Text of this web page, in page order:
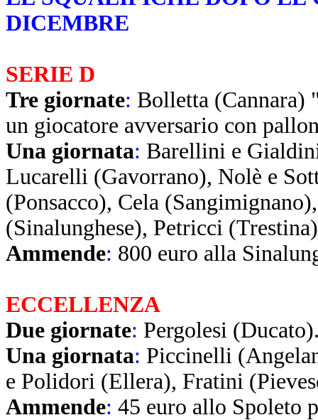
DICEMBRE
SERIE D
Tre giornate: Bolletta (Cannara)
un giocatore avversario con
Una giornata: Barellini e
Lucarelli (Gavorrano), Nolè e
(Ponsacco), Cela
(Sinalunghese), Petricci
Ammende: 800 euro alla
ECCELLENZA
Due giornate: Pergolesi
Una giornata: Piccinelli
e Polidori (Ellera), Fratini
Ammende: 45 euro allo Spoleto